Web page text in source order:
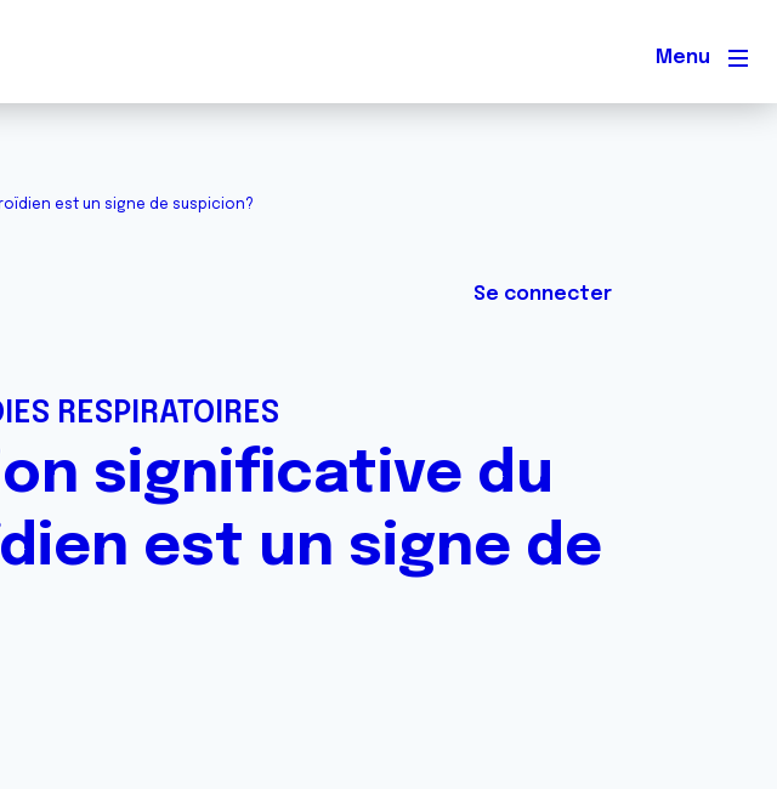
Menu
est un signe de suspicion?
Se connecter
RESPIRATOIRES
significative du
est un signe de